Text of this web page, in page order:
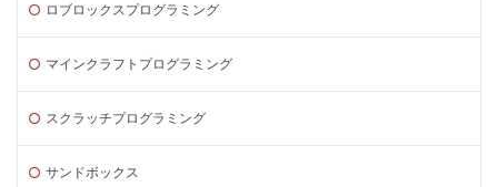
ロブロックスプログラミング
マインクラフトプログラミング
スクラッチプログラミング
サンドボックス